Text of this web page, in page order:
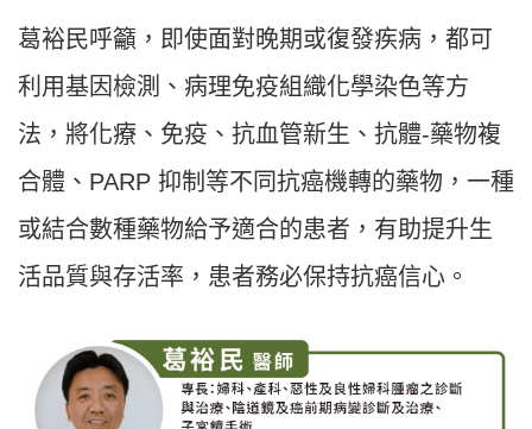
葛裕民呼籲，即使面對晚期或復發疾病，都可
利用基因檢測、病理免疫組織化學染色等方
法，將化療、免疫、抗血管新生、抗體-藥物複
合體、PARP 抑制等不同抗癌機轉的藥物，一種
或結合數種藥物給予適合的患者，有助提升生
活品質與存活率，患者務必保持抗癌信心。